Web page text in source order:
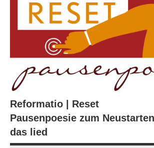
Reformatio | Reset
Pausenpoesie zum
das lied